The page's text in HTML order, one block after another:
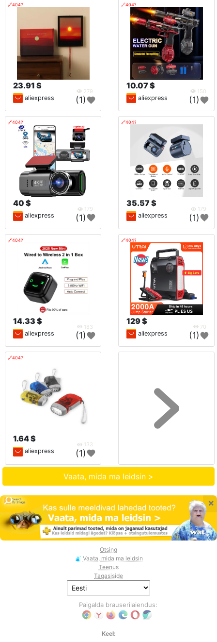
🔗404?
23.91 $
279
aliexpress (1)
🔗404?
10.07 $
150
aliexpress (1)
🔗404?
40 $
179
aliexpress (1)
🔗404?
35.57 $
179
aliexpress (1)
🔗404?
14.33 $
183
aliexpress (1)
🔗404?
129 $
70
aliexpress (1)
🔗404?
1.64 $
133
aliexpress (1)
Vaata, mida ma leidsin >
×
Otsing
Vaata, mida ma leidsin
Teenus
Tagasiside
Paigalda brauserilaiendus:
Keel: